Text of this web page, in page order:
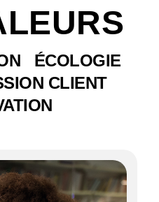
ÉCOLOGIE
CLIENT